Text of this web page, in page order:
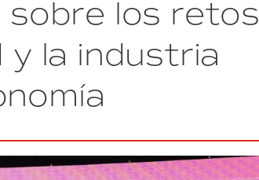
sobre los retos
y la industria
los
proyectos
innovadores
de